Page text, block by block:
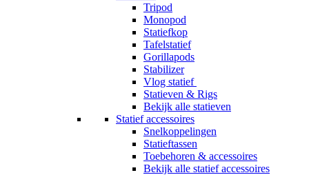
Tripod
Monopod
Statiefkop
Tafelstatief
Gorillapods
Stabilizer
Vlog statief
Statieven & Rigs
Bekijk alle statieven
Statief accessoires
Snelkoppelingen
Statieftassen
Toebehoren & accessoires
Bekijk alle statief accessoires